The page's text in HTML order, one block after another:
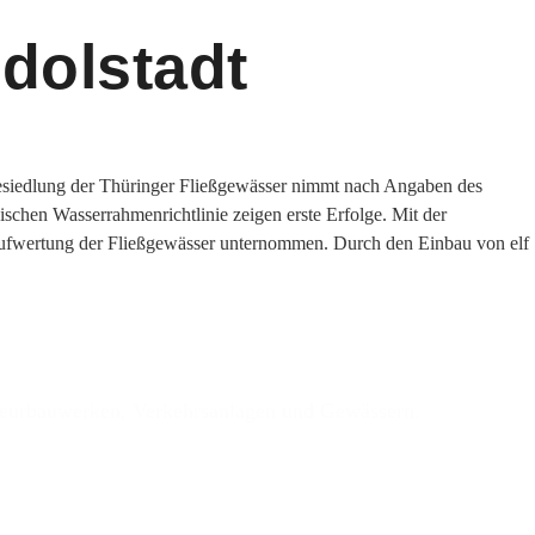
der Thüringer Fließgewässer nimmt nach Angaben des
Wasserrahmenrichtlinie zeigen erste Erfolge. Mit der
der Fließgewässer unternommen. Durch den Einbau von elf